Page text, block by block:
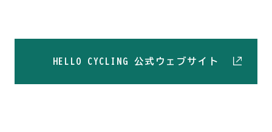
HELLO CYCLING 公式ウェブサイト